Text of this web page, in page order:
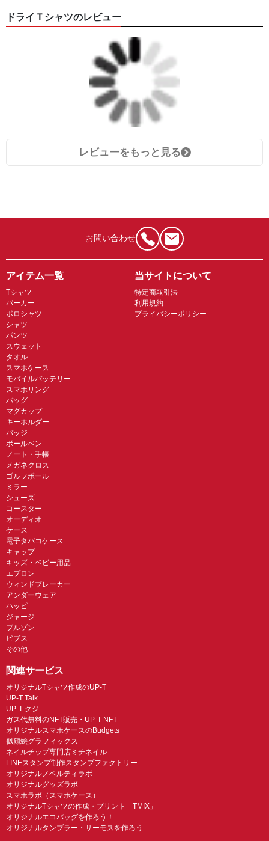
ドライＴシャツのレビュー
レビューをもっと見る
お問い合わせ
アイテム一覧
Tシャツ
パーカー
ポロシャツ
シャツ
パンツ
スウェット
タオル
スマホケース
モバイルバッテリー
スマホリング
バッグ
マグカップ
キーホルダー
バッジ
ボールペン
ノート・手帳
メガネクロス
ゴルフボール
ミラー
シューズ
コースター
オーディオ
ケース
電子タバコケース
キャップ
キッズ・ベビー用品
エプロン
ウィンドブレーカー
アンダーウェア
ハッピ
ジャージ
ブルゾン
ビブス
その他
当サイトについて
特定商取引法
利用規約
プライバシーポリシー
関連サービス
オリジナルTシャツ作成のUP-T
UP-T Talk
UP-T クジ
ガス代無料のNFT販売・UP-T NFT
オリジナルスマホケースのBudgets
似顔絵グラフィックス
ネイルチップ専門店ミチネイル
LINEスタンプ制作スタンプファクトリー
オリジナルノベルティラボ
オリジナルグッズラボ
スマホラボ（スマホケース）
オリジナルTシャツの作成・プリント「TMIX」
オリジナルエコバッグを作ろう！
オリジナルタンブラー・サーモスを作ろう